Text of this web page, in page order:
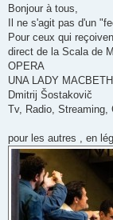
s
a
g
Bonjour à tous,
Il ne s'agit pas d'un
Pour ceux qui
direct de la Scala de
OPERA
UNA LADY
Dmitrij Šostakovič
Tv, Radio, Streaming,
pour les autres , en